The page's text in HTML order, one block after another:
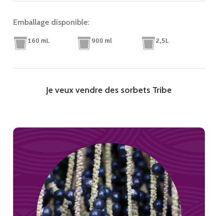
Emballage disponible:
160 mL 900 ml 2,5L
Je veux vendre des sorbets Tribe